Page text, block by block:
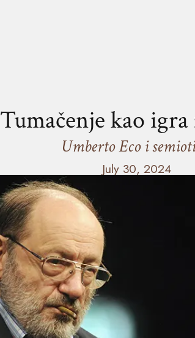
Tumačenje kao
Umberto Eco i
July 30, 2024